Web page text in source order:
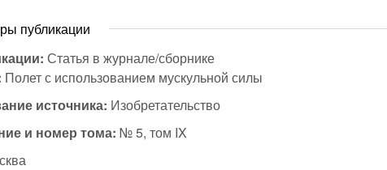
публикации
Статья в журнале/сборнике
Полет с использованием мускульной силы
источника: Изобретательство
и номер тома:№ 5, том IX